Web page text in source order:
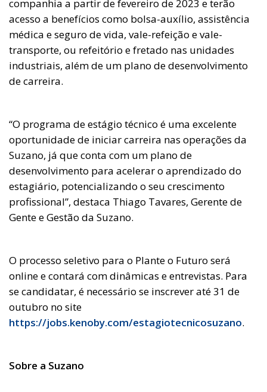
companhia a partir de fevereiro de 2023 e terão
acesso a benefícios como bolsa-auxílio, assistência
médica e seguro de vida, vale-refeição e vale-
transporte, ou refeitório e fretado nas unidades
industriais, além de um plano de desenvolvimento
de carreira.
“O programa de estágio técnico é uma excelente
oportunidade de iniciar carreira nas operações da
Suzano, já que conta com um plano de
desenvolvimento para acelerar o aprendizado do
estagiário, potencializando o seu crescimento
profissional”, destaca Thiago Tavares, Gerente de
Gente e Gestão da Suzano.
O processo seletivo para o Plante o Futuro será
online e contará com dinâmicas e entrevistas. Para
se candidatar, é necessário se inscrever até 31 de
outubro no site
https://jobs.kenoby.com/estagiotecnicosuzano.
Sobre a Suzano